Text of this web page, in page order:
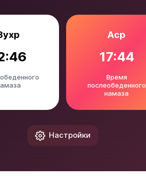
Аср
17:44
Время
послеобеденного
намаза
Настройки